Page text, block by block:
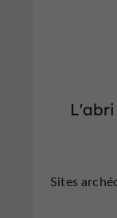
Sites